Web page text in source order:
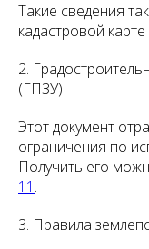
Такие сведения
кадастровой карте
2.
(ГПЗУ)
Этот документ
ограничения по
Получить его
11 .
3. Правила